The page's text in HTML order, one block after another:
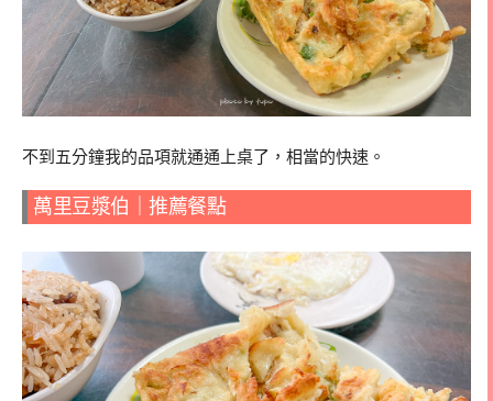
不到五分鐘我的品項就通通上桌了，相當的快速。
萬里豆漿伯｜推薦餐點